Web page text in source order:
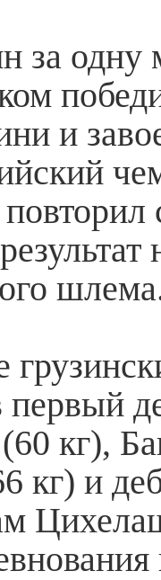
за одну
и
кг),
кг) и